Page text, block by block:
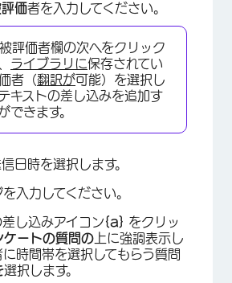
価者を入力してください。
被評価者欄の次へをクリック
ライブラリに保存されてい
者（翻訳が可能）を選択し
キストの差し込みを追加す
できます。
日時を選択します。
入力してください。
し込みアイコン{a} をクリッ
ケートの質問の 上に強調表示し
に時間帯を選択してもらう質問
選択します。